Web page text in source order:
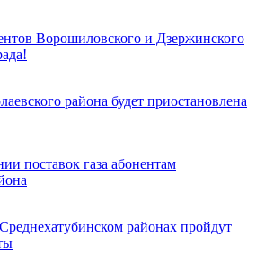
Ворошиловского и Дзержинского
района будет приостановлена
поставок газа абонентам
районах пройдут